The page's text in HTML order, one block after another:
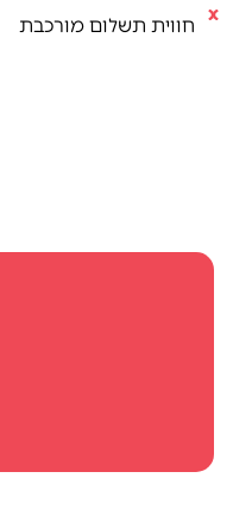
חווית תשלום מורכבת